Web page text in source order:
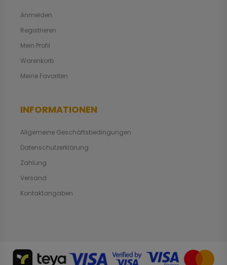
Anmelden
Registrieren
Mein Profil
Warenkorb
Meine Favoriten
INFORMATIONEN
Allgemeine Geschäftsbedingungen
Datenschutzerklärung
Zahlung
Versand
Kontaktangaben